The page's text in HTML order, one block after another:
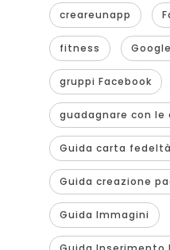
creareunapp
fitness Google
gruppi Facebook
guadagnare con le
Guida carta fedeltà
Guida creazione
Guida Immagini